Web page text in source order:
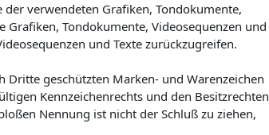
verwendeten Grafiken, Tondokumente,
Grafiken, Tondokumente, Videosequenzen und
und Texte zurückzugreifen.
geschützten Marken- und Warenzeichen
Kennzeichenrechts und den Besitzrechten
Nennung ist nicht der Schluß zu ziehen,